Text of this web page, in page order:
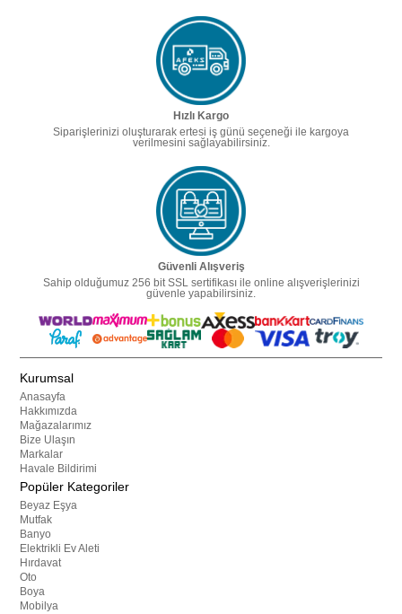
Hızlı Kargo
Siparişlerinizi oluşturarak ertesi iş günü seçeneği ile kargoya
verilmesini sağlayabilirsiniz.
Güvenli Alışveriş
Sahip olduğumuz 256 bit SSL sertifikası ile online alışverişlerinizi
güvenle yapabilirsiniz.
Kurumsal
Anasayfa
Hakkımızda
Mağazalarımız
Bize Ulaşın
Markalar
Havale Bildirimi
Popüler Kategoriler
Beyaz Eşya
Mutfak
Banyo
Elektrikli Ev Aleti
Hırdavat
Oto
Boya
Mobilya